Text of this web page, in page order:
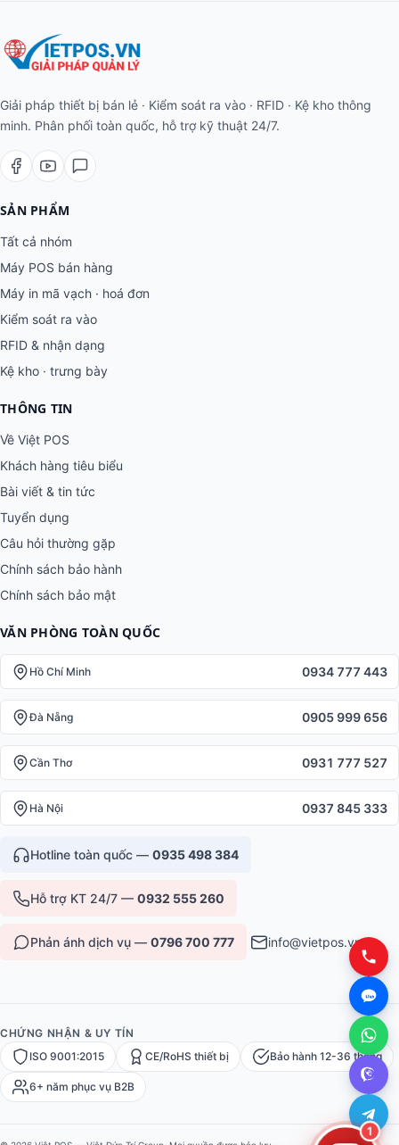
Giải pháp thiết bị bán lẻ · Kiểm soát ra vào · RFID · Kệ kho thông
minh. Phân phối toàn quốc, hỗ trợ kỹ thuật 24/7.
SẢN PHẨM
Tất cả nhóm
Máy POS bán hàng
Máy in mã vạch · hoá đơn
Kiểm soát ra vào
RFID & nhận dạng
Kệ kho · trưng bày
THÔNG TIN
Về Việt POS
Khách hàng tiêu biểu
Bài viết & tin tức
Tuyển dụng
Câu hỏi thường gặp
Chính sách bảo hành
Chính sách bảo mật
VĂN PHÒNG TOÀN QUỐC
Hồ Chí Minh 0934 777 443
Đà Nẵng 0905 999 656
Cần Thơ 0931 777 527
Hà Nội 0937 845 333
Hotline toàn quốc — 0935 498 384
Hỗ trợ KT 24/7 — 0932 555 260
Phản ánh dịch vụ — 0796 700 777 info@vietpos.vn
CHỨNG NHẬN & UY TÍN
ISO 9001:2015
CE/RoHS thiết bị Bảo hành 12-36 tháng
6+ năm phục vụ B2B
1